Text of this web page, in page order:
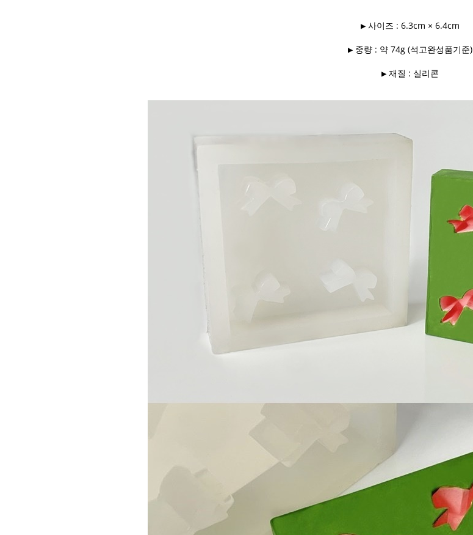
▶ 사이즈 : 6.3cm × 6.4cm
▶ 중량 : 약 74g (석고완성품기준)
▶ 재질 : 실리콘